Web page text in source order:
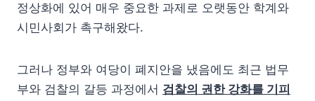
정상화에 있어 매우 중요한 과제로 오랫동안 학계와
시민사회가 촉구해왔다.
그러나 정부와 여당이 폐지안을 냈음에도 최근 법무
부와 검찰의 갈등 과정에서 검찰의 권한 강화를 기피